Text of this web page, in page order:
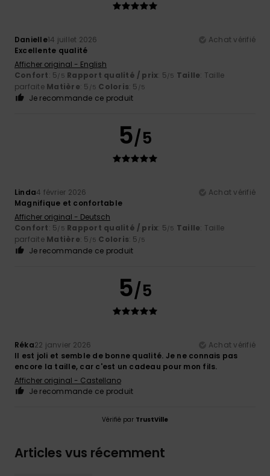
Danielle14 juillet 2026
Achat vérifié
Excellente qualité
Afficher original - English
Confort: 5/5 Rapport qualité / prix: 5/5 Taille: Taille
parfaite Matière: 5 /5 Coloris: 5 /5
Je recommande ce produit
5/5
Linda4 février 2026
Achat vérifié
Magnifique et confortable
Afficher original - Deutsch
Confort: 5/5 Rapport qualité / prix: 5/5 Taille: Taille
parfaite Matière: 5 /5 Coloris: 5 /5
Je recommande ce produit
5/5
Réka22 janvier 2026
Achat vérifié
Il est joli et semble de bonne qualité. Je ne connais pas
encore la taille, car c'est un cadeau pour mon fils.
Afficher original - Castellano
Je recommande ce produit
Vérifié par TrustVille
Articles vus récemment